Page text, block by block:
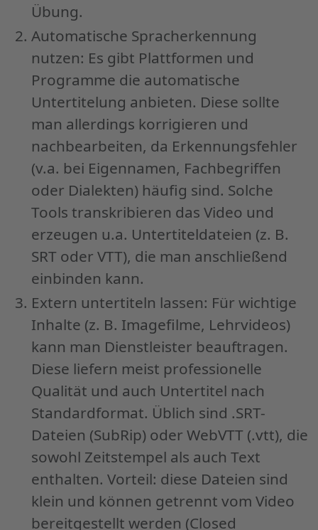
Übung.
Automatische Spracherkennung
nutzen: Es gibt Plattformen und
Programme die automatische
Untertitelung anbieten. Diese sollte
man allerdings korrigieren und
nachbearbeiten, da Erkennungsfehler
(v.a. bei Eigennamen, Fachbegriffen
oder Dialekten) häufig sind. Solche
Tools transkribieren das Video und
erzeugen u.a. Untertiteldateien (z. B.
SRT oder VTT), die man anschließend
einbinden kann.
Extern untertiteln lassen: Für wichtige
Inhalte (z. B. Imagefilme, Lehrvideos)
kann man Dienstleister beauftragen.
Diese liefern meist professionelle
Qualität und auch Untertitel nach
Standardformat. Üblich sind .SRT-
Dateien (SubRip) oder WebVTT (.vtt), die
sowohl Zeitstempel als auch Text
enthalten. Vorteil: diese Dateien sind
klein und können getrennt vom Video
bereitgestellt werden (Closed